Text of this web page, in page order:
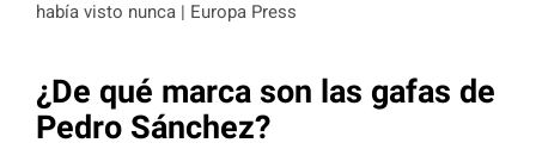
había visto nunca | Europa Press
¿De qué marca son las gafas de
Pedro Sánchez?